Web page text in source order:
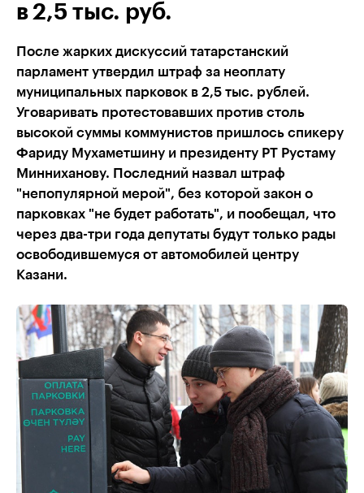
в 2,5 тыс. руб.
После жарких дискуссий татарстанский
парламент утвердил штраф за неоплату
муниципальных парковок в 2,5 тыс. рублей.
Уговаривать протестовавших против столь
высокой суммы коммунистов пришлось спикеру
Фариду Мухаметшину и президенту РТ Рустаму
Минниханову. Последний назвал штраф
"непопулярной мерой", без которой закон о
парковках "не будет работать", и пообещал, что
через два-три года депутаты будут только рады
освободившемуся от автомобилей центру
Казани.